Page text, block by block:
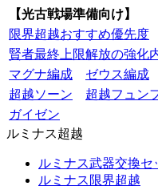
【光古戦場準備向け】
限界超越おすすめ優先度
賢者最終上限解放の強化
マグナ編成
ゼウス編成
超越ソーン
超越フュン
ガイゼン
ルミナス超越
ルミナス武器交換セ
ルミナス限界超越